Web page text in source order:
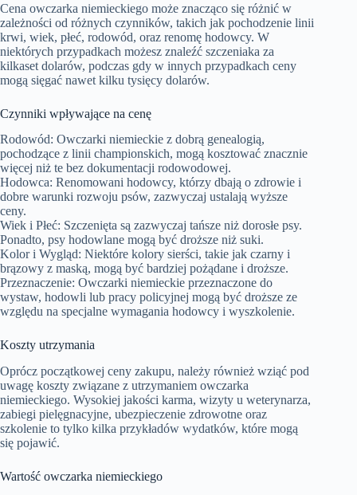
Cena owczarka niemieckiego może znacząco się różnić w
zależności od różnych czynników, takich jak pochodzenie linii
krwi, wiek, płeć, rodowód, oraz renomę hodowcy. W
niektórych przypadkach możesz znaleźć szczeniaka za
kilkaset dolarów, podczas gdy w innych przypadkach ceny
mogą sięgać nawet kilku tysięcy dolarów.
Czynniki wpływające na cenę
Rodowód: Owczarki niemieckie z dobrą genealogią,
pochodzące z linii championskich, mogą kosztować znacznie
więcej niż te bez dokumentacji rodowodowej.
Hodowca: Renomowani hodowcy, którzy dbają o zdrowie i
dobre warunki rozwoju psów, zazwyczaj ustalają wyższe
ceny.
Wiek i Płeć: Szczenięta są zazwyczaj tańsze niż dorosłe psy.
Ponadto, psy hodowlane mogą być droższe niż suki.
Kolor i Wygląd: Niektóre kolory sierści, takie jak czarny i
brązowy z maską, mogą być bardziej pożądane i droższe.
Przeznaczenie: Owczarki niemieckie przeznaczone do
wystaw, hodowli lub pracy policyjnej mogą być droższe ze
względu na specjalne wymagania hodowcy i wyszkolenie.
Koszty utrzymania
Oprócz początkowej ceny zakupu, należy również wziąć pod
uwagę koszty związane z utrzymaniem owczarka
niemieckiego. Wysokiej jakości karma, wizyty u weterynarza,
zabiegi pielęgnacyjne, ubezpieczenie zdrowotne oraz
szkolenie to tylko kilka przykładów wydatków, które mogą
się pojawić.
Wartość owczarka niemieckiego